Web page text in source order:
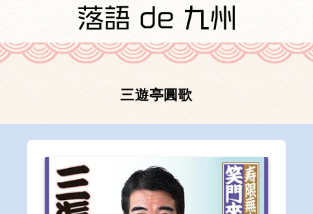
三遊亭圓歌